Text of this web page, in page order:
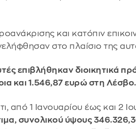
και κατόπιν
στο πλαίσιο της
επιβλήθηκαν διοικητικά
και 1.546,87 ευρώ στη Λέσβο.
από 1 Ιανουαρίου έως και 2
συνολικού ύψους